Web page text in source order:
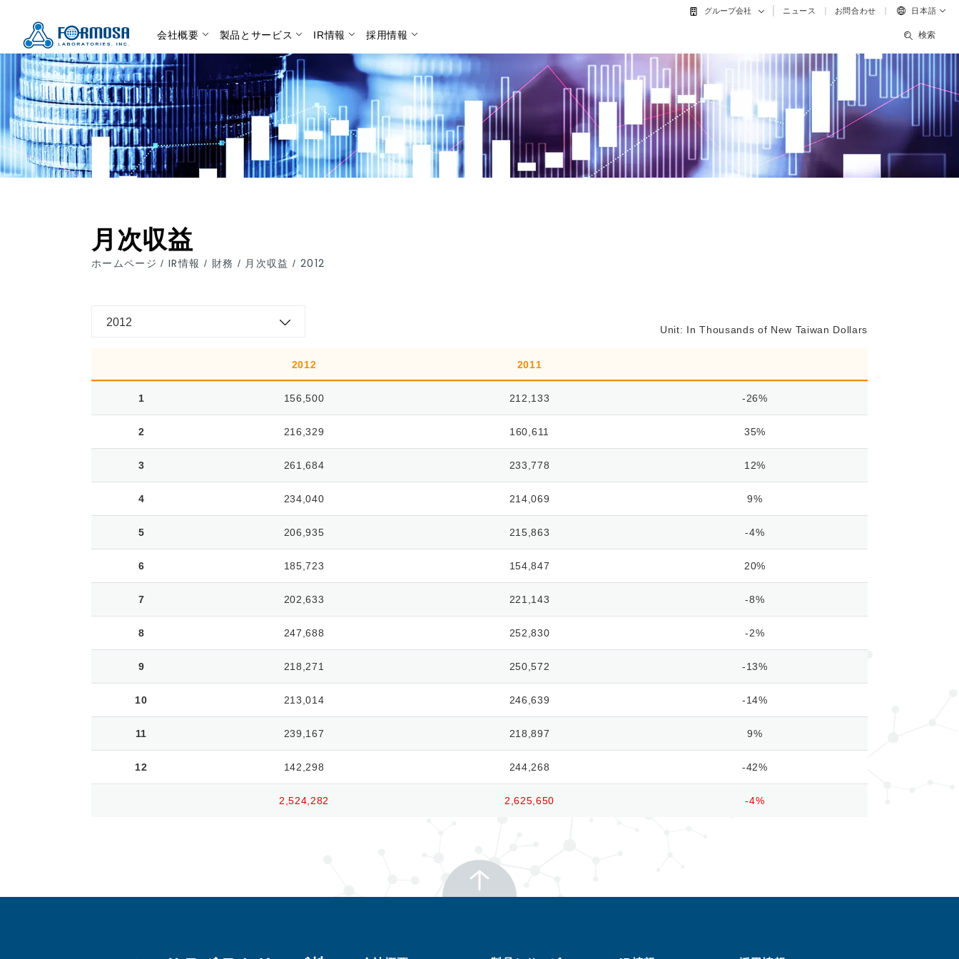
グループ会社 ニュース お問合わせ 日本語
会社概要 製品とサービス IR情報 採用情報 検索
検索
月次収益
ホームページ/ IR情報 / 財務 / 月次収益/ 2012
2012
Unit: In Thousands of New Taiwan Dollars
2012 2011
1 156,500 212,133 -26%
2 216,329 160,611 35%
3 261,684 233,778 12%
4 234,040 214,069 9%
5 206,935 215,863 -4%
6 185,723 154,847 20%
7 202,633 221,143 -8%
8 247,688 252,830 -2%
9 218,271 250,572 -13%
10 213,014 246,639 -14%
11 239,167 218,897 9%
12 142,298 244,268 -42%
2,524,282 2,625,650 -4%